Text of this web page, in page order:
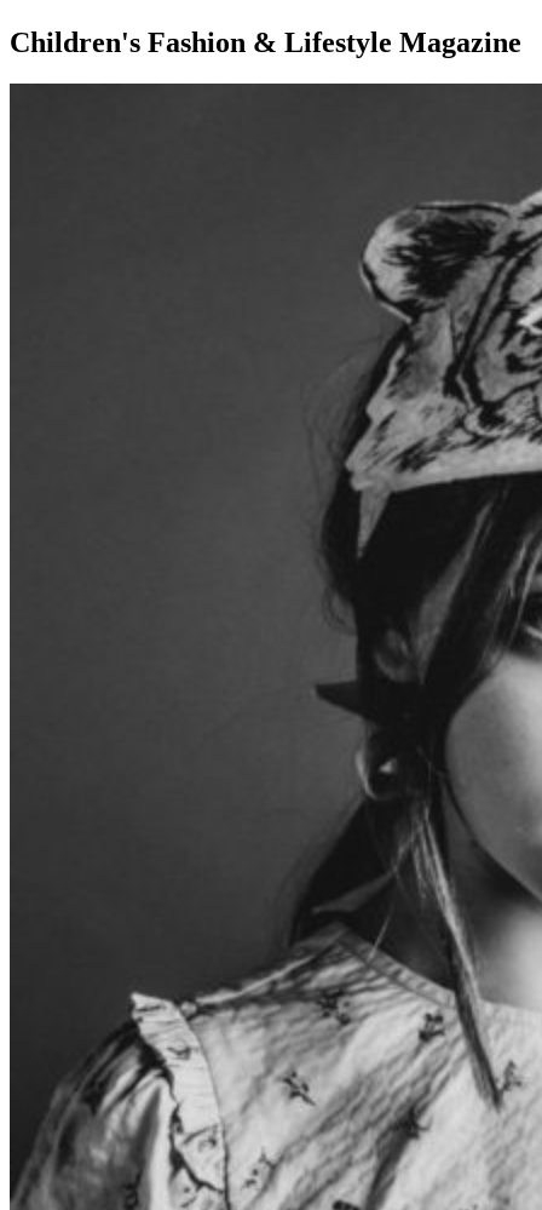
Children's Fashion & Lifestyle Magazine